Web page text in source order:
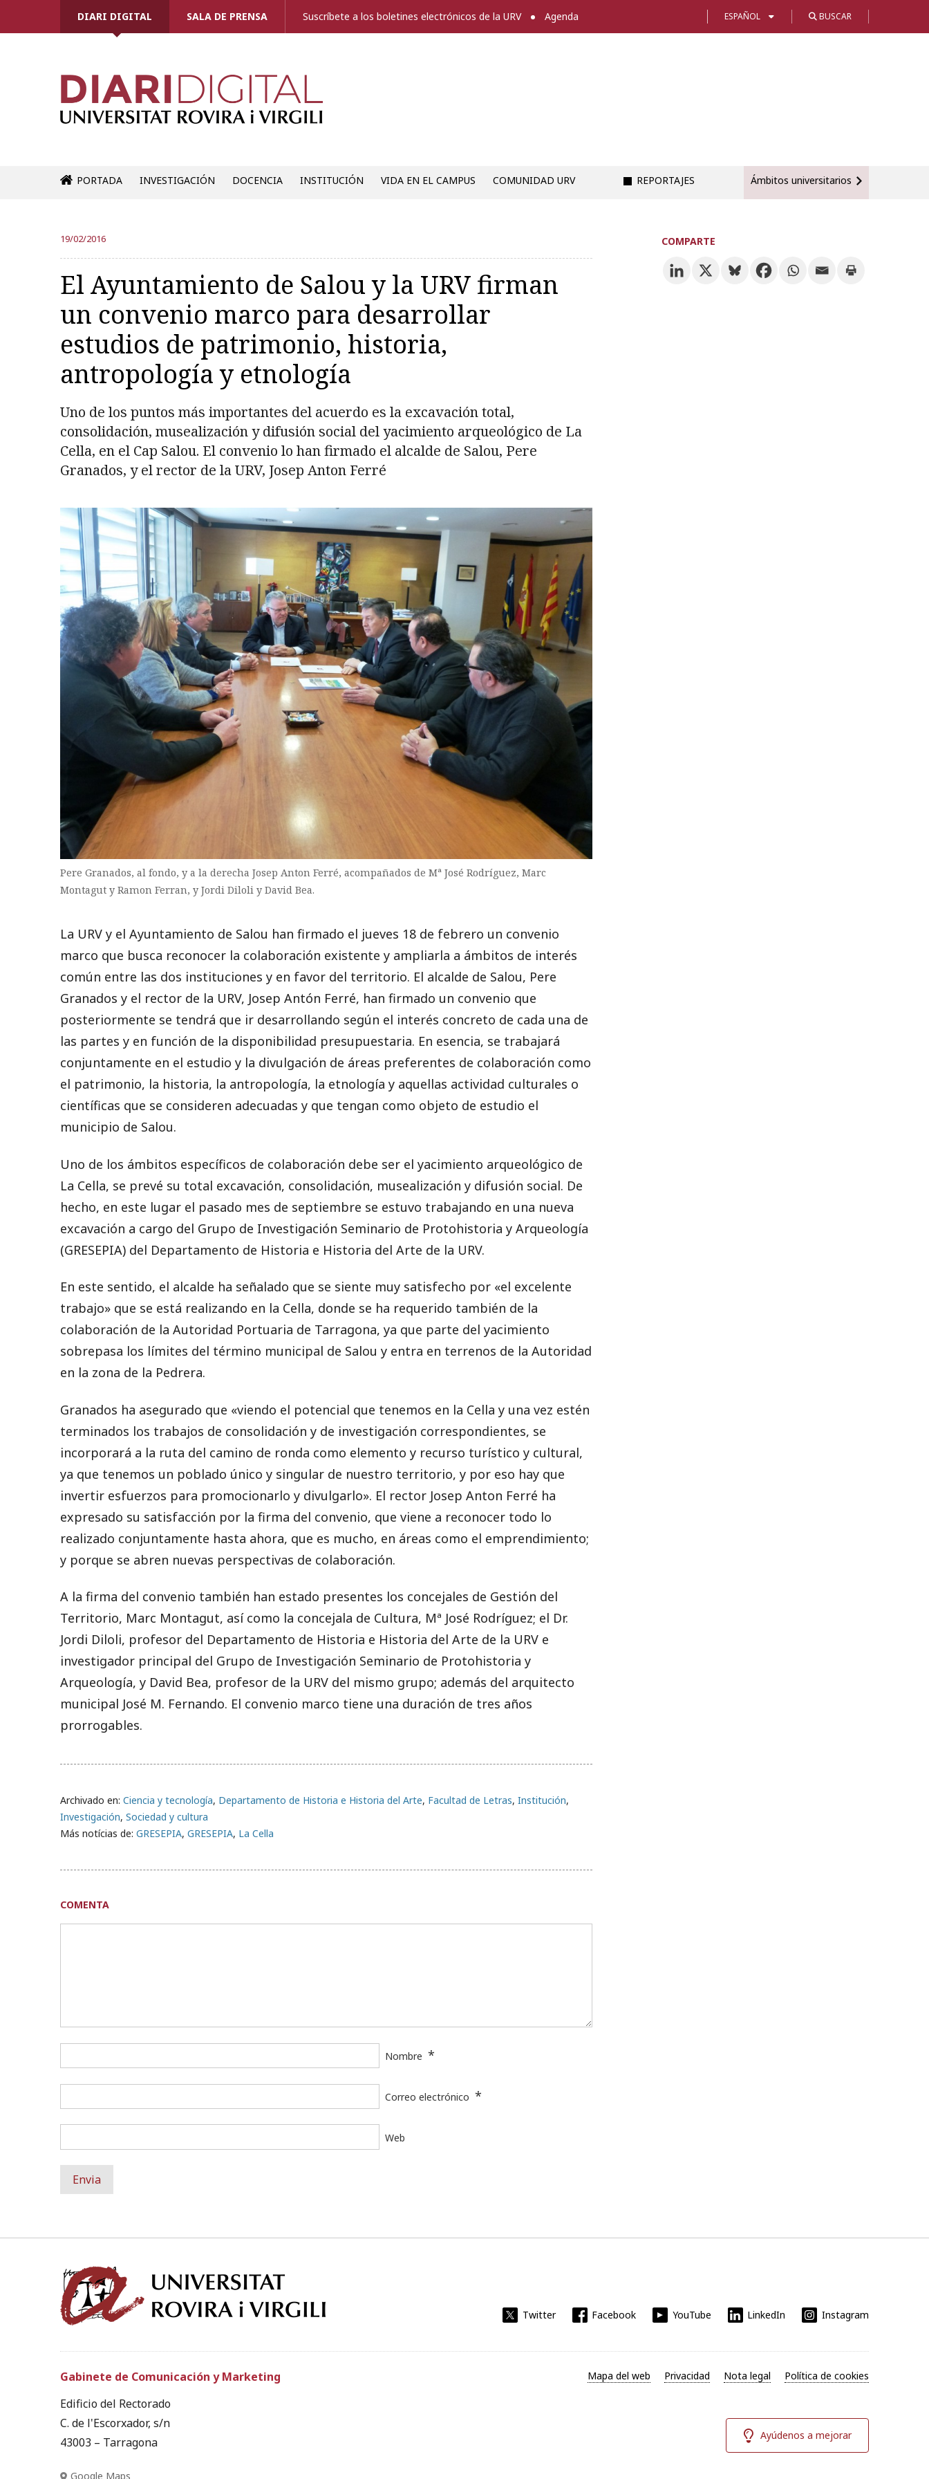
DIARI DIGITAL SALA DE PRENSA Suscríbete a los boletines electrónicos de la URV Agenda ESPAÑOL BUSCAR
PORTADA INVESTIGACIÓN DOCENCIA INSTITUCIÓN VIDA EN EL CAMPUS COMUNIDAD URV REPORTAJES Ámbitos universitarios
19/02/2016
El Ayuntamiento de Salou y la URV firman
un convenio marco para desarrollar
estudios de patrimonio, historia,
antropología y etnología
Uno de los puntos más importantes del acuerdo es la excavación total,
consolidación, musealización y difusión social del yacimiento arqueológico de La
Cella, en el Cap Salou. El convenio lo han firmado el alcalde de Salou, Pere
Granados, y el rector de la URV, Josep Anton Ferré
Pere Granados, al fondo, y a la derecha Josep Anton Ferré, acompañados de Mª José Rodríguez, Marc
Montagut y Ramon Ferran, y Jordi Diloli y David Bea.
La URV y el Ayuntamiento de Salou han firmado el jueves 18 de febrero un convenio
marco que busca reconocer la colaboración existente y ampliarla a ámbitos de interés
común entre las dos instituciones y en favor del territorio. El alcalde de Salou, Pere
Granados y el rector de la URV, Josep Antón Ferré, han firmado un convenio que
posteriormente se tendrá que ir desarrollando según el interés concreto de cada una de
las partes y en función de la disponibilidad presupuestaria. En esencia, se trabajará
conjuntamente en el estudio y la divulgación de áreas preferentes de colaboración como
el patrimonio, la historia, la antropología, la etnología y aquellas actividad culturales o
científicas que se consideren adecuadas y que tengan como objeto de estudio el
municipio de Salou.
Uno de los ámbitos específicos de colaboración debe ser el yacimiento arqueológico de
La Cella, se prevé su total excavación, consolidación, musealización y difusión social. De
hecho, en este lugar el pasado mes de septiembre se estuvo trabajando en una nueva
excavación a cargo del Grupo de Investigación Seminario de Protohistoria y Arqueología
(GRESEPIA) del Departamento de Historia e Historia del Arte de la URV.
En este sentido, el alcalde ha señalado que se siente muy satisfecho por «el excelente
trabajo» que se está realizando en la Cella, donde se ha requerido también de la
colaboración de la Autoridad Portuaria de Tarragona, ya que parte del yacimiento
sobrepasa los límites del término municipal de Salou y entra en terrenos de la Autoridad
en la zona de la Pedrera.
Granados ha asegurado que «viendo el potencial que tenemos en la Cella y una vez estén
terminados los trabajos de consolidación y de investigación correspondientes, se
incorporará a la ruta del camino de ronda como elemento y recurso turístico y cultural,
ya que tenemos un poblado único y singular de nuestro territorio, y por eso hay que
invertir esfuerzos para promocionarlo y divulgarlo». El rector Josep Anton Ferré ha
expresado su satisfacción por la firma del convenio, que viene a reconocer todo lo
realizado conjuntamente hasta ahora, que es mucho, en áreas como el emprendimiento;
y porque se abren nuevas perspectivas de colaboración.
A la firma del convenio también han estado presentes los concejales de Gestión del
Territorio, Marc Montagut, así como la concejala de Cultura, Mª José Rodríguez; el Dr.
Jordi Diloli, profesor del Departamento de Historia e Historia del Arte de la URV e
investigador principal del Grupo de Investigación Seminario de Protohistoria y
Arqueología, y David Bea, profesor de la URV del mismo grupo; además del arquitecto
municipal José M. Fernando. El convenio marco tiene una duración de tres años
prorrogables.
Archivado en: Ciencia y tecnología, Departamento de Historia e Historia del Arte, Facultad de Letras, Institución,
Investigación, Sociedad y cultura
Más notícias de: GRESEPIA, GRESEPIA, La Cella
COMENTA
Nombre *
Correo electrónico *
Web
COMPARTE
Twitter Facebook YouTube LinkedIn Instagram
Gabinete de Comunicación y Marketing
Edificio del Rectorado
C. de l'Escorxador, s/n
43003 – Tarragona
Google Maps
Mapa del web Privacidad Nota legal Política de cookies
Ayúdenos a mejorar